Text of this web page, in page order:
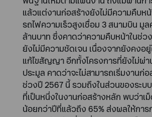
แล้วแต่งานก่อสร้างยังไม่มีความคืบหน้
รถไฟความเร็วสูงเชื่อม 3 สนามบิน มู
ล้านบาท ซึ่งคาดว่าความคืบหน้าในช่ว
ยังไม่มีความชัดเจน เนื่องจากยังคงอ
แก้ไขสัญญา อีกทั้งโครงการที่ยังไม่ผ่า
ประมูล คาดว่าจะไม่สามารถเริ่มงานก่
ช่วงปี 2567 นี้ รวมถึงในส่วนของระบ
ที่เป็นหนึ่งในงานก่อสร้างหลัก พบว่าเม็
น้อยกว่าปีที่แล้วถึง 65% ส่งผลให้กา